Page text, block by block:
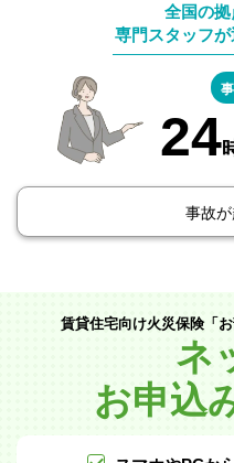
全国の
専門スタッフ
24
事故
賃貸住宅向け火災保険「
ネ
お申込